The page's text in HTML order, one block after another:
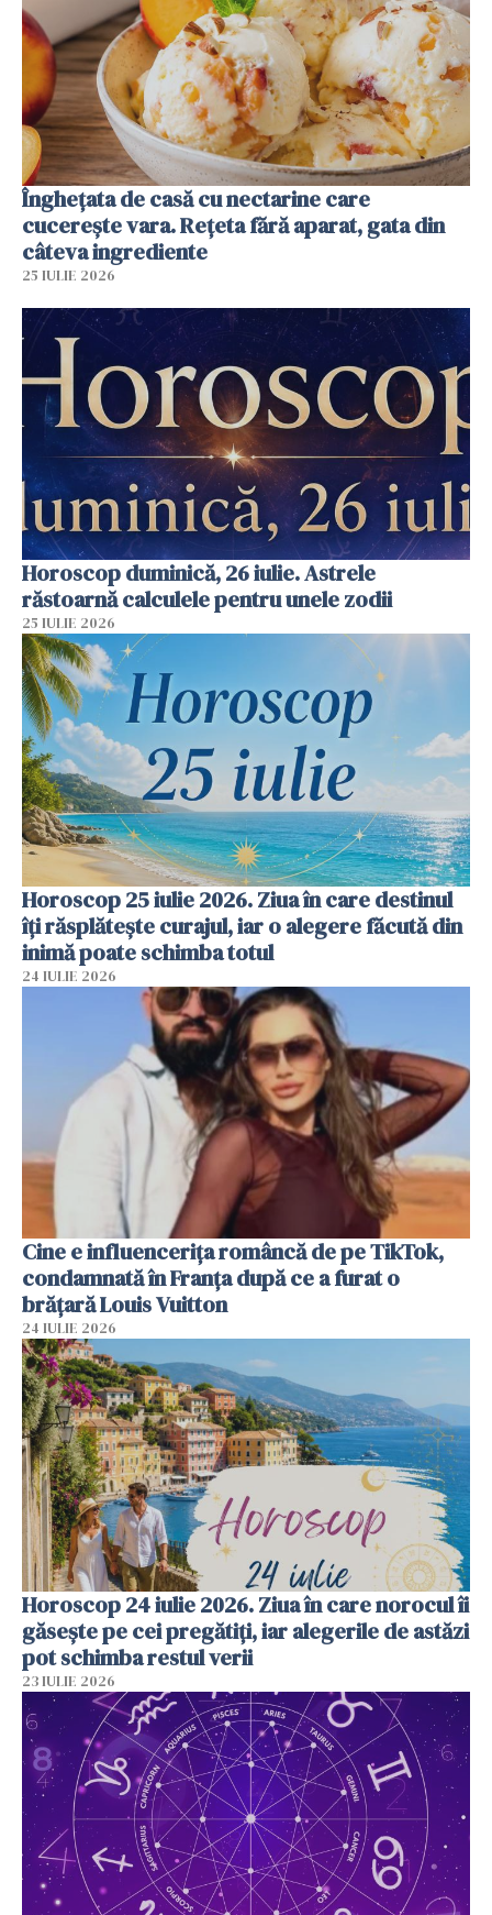
Înghețata de casă cu nectarine care
cucerește vara. Rețeta fără aparat, gata din
câteva ingrediente
25 IULIE 2026
Horoscop duminică, 26 iulie. Astrele
răstoarnă calculele pentru unele zodii
25 IULIE 2026
Horoscop 25 iulie 2026. Ziua în care destinul
îți răsplătește curajul, iar o alegere făcută din
inimă poate schimba totul
24 IULIE 2026
Cine e influencerița româncă de pe TikTok,
condamnată în Franța după ce a furat o
brățară Louis Vuitton
24 IULIE 2026
Horoscop 24 iulie 2026. Ziua în care norocul îi
găsește pe cei pregătiți, iar alegerile de astăzi
pot schimba restul verii
23 IULIE 2026